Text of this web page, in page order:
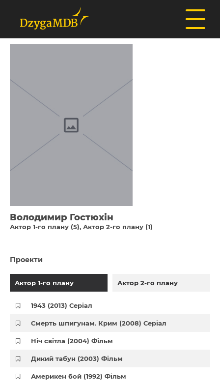
Володимир Гостюхін
Актор 1-го плану (5) Актор 2-го плану (1)
Проекти
Актор 1-го плану Актор 2-го плану
1943 (2013) Серіал
Смерть шпигунам. Крим (2008) Серіал
Ніч світла (2004) Фільм
Дикий табун (2003) Фільм
Америкен бой (1992) Фільм